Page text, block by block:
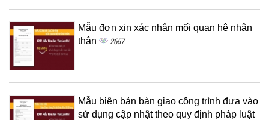
Mẫu đơn xin xác nhận mối quan hệ nhân
thân
2657
Mẫu biên bản bàn giao công trình đưa vào
sử dụng cập nhật theo quy định pháp luật